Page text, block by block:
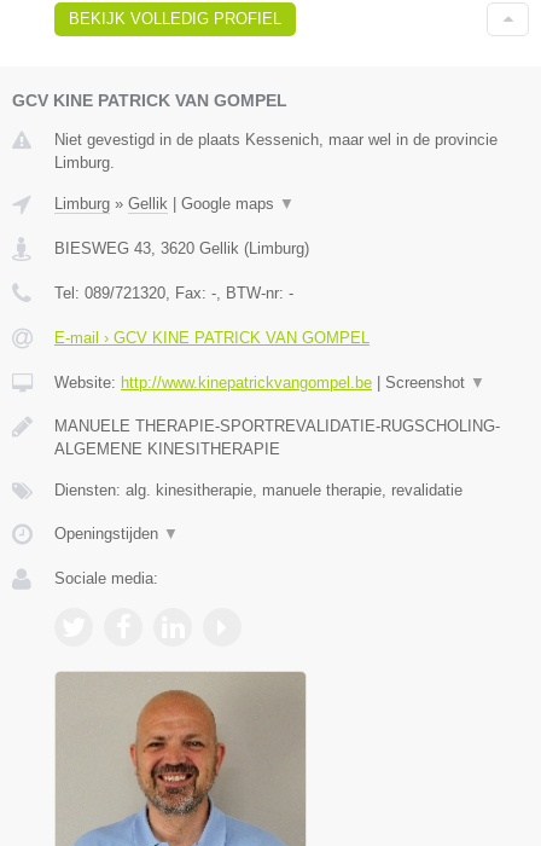
BEKIJK VOLLEDIG PROFIEL
GCV KINE PATRICK VAN GOMPEL
Niet gevestigd in de plaats Kessenich, maar wel in de provincie
Limburg.
Limburg » Gellik Google maps ▼
BIESWEG 43, 3620 Gellik (Limburg)
Tel: 089/721320, Fax: -, BTW-nr: -
E-mail › GCV KINE PATRICK VAN GOMPEL
Website: http://www.kinepatrickvangompel.be Screenshot ▼
MANUELE THERAPIE-SPORTREVALIDATIE-RUGSCHOLING-
ALGEMENE KINESITHERAPIE
Diensten: alg. kinesitherapie, manuele therapie, revalidatie
Openingstijden ▼
Sociale media: